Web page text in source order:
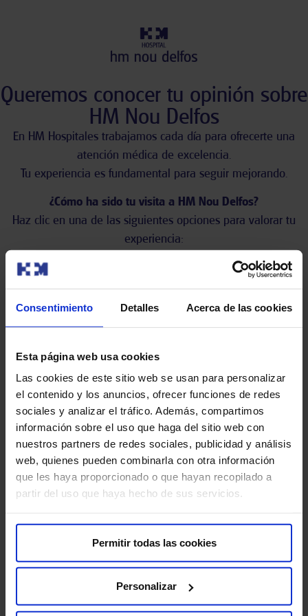
Consentimiento Detalles Acerca de las cookies
Esta página web usa cookies
Las cookies de este sitio web se usan para personalizar
el contenido y los anuncios, ofrecer funciones de redes
sociales y analizar el tráfico. Además, compartimos
información sobre el uso que haga del sitio web con
nuestros partners de redes sociales, publicidad y análisis
web, quienes pueden combinarla con otra información
que les haya proporcionado o que hayan recopilado a
partir del uso que haya hecho de sus servicios.
Permitir todas las cookies
Personalizar
Queremos conocer tu opinión sobre
HM Nou Delfos
En HM Hospitales trabajamos cada día para ofrecerte una
atención médica de excelencia.
Tu experiencia es fundamental para seguir mejorando.
¿Cómo ha sido tu visita a HM Nou Delfos?
Haz clic en una de las siguientes opciones para valorar tu
experiencia: